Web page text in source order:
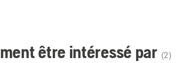
être intéressé par (2)